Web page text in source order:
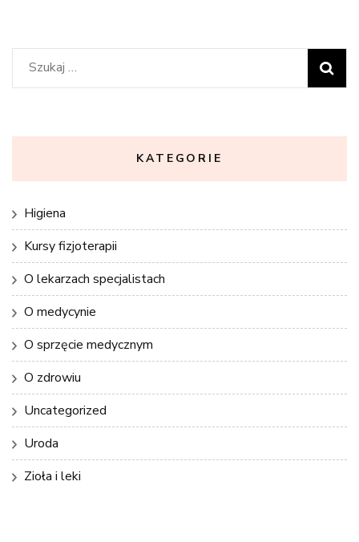
Szukaj:
KATEGORIE
Higiena
Kursy fizjoterapii
O lekarzach specjalistach
O medycynie
O sprzęcie medycznym
O zdrowiu
Uncategorized
Uroda
Zioła i leki